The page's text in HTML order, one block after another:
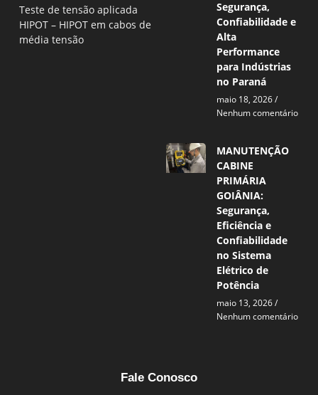
Teste de tensão aplicada
HIPOT – HIPOT em cabos de
média tensão
Segurança,
Confiabilidade e
Alta
Performance
para Indústrias
no Paraná
maio 18, 2026
Nenhum comentário
MANUTENÇÃO
CABINE
PRIMÁRIA
GOIÂNIA:
Segurança,
Eficiência e
Confiabilidade
no Sistema
Elétrico de
Potência
maio 13, 2026
Nenhum comentário
Fale Conosco